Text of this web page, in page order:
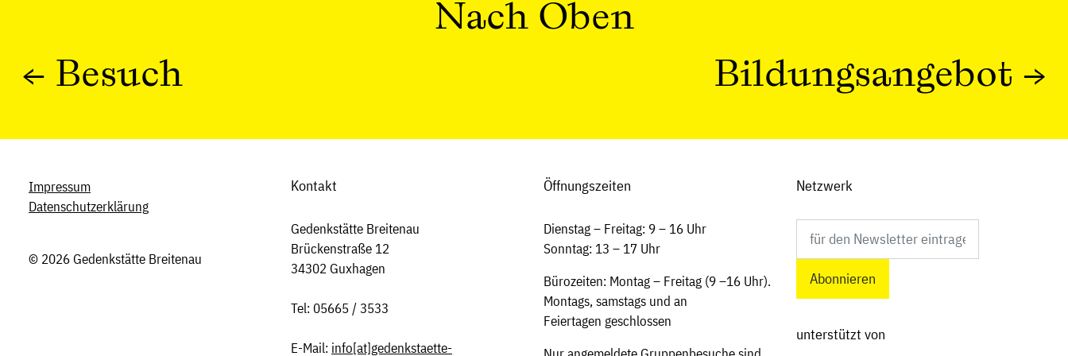
Nach Oben
← Besuch Bildungsangebot →
Impressum
Datenschutzerklärung
© 2026 Gedenkstätte Breitenau
Kontakt
Gedenkstätte Breitenau
Brückenstraße 12
34302 Guxhagen
Tel: 05665 / 3533
E-Mail: info[at]gedenkstaette-
Öffnungszeiten
Dienstag – Freitag: 9 – 16 Uhr
Sonntag: 13 – 17 Uhr
Bürozeiten: Montag – Freitag (9 –16 Uhr).
Montags, samstags und an
Feiertagen geschlossen
Netzwerk
Newsletter abonnieren
unterstützt von